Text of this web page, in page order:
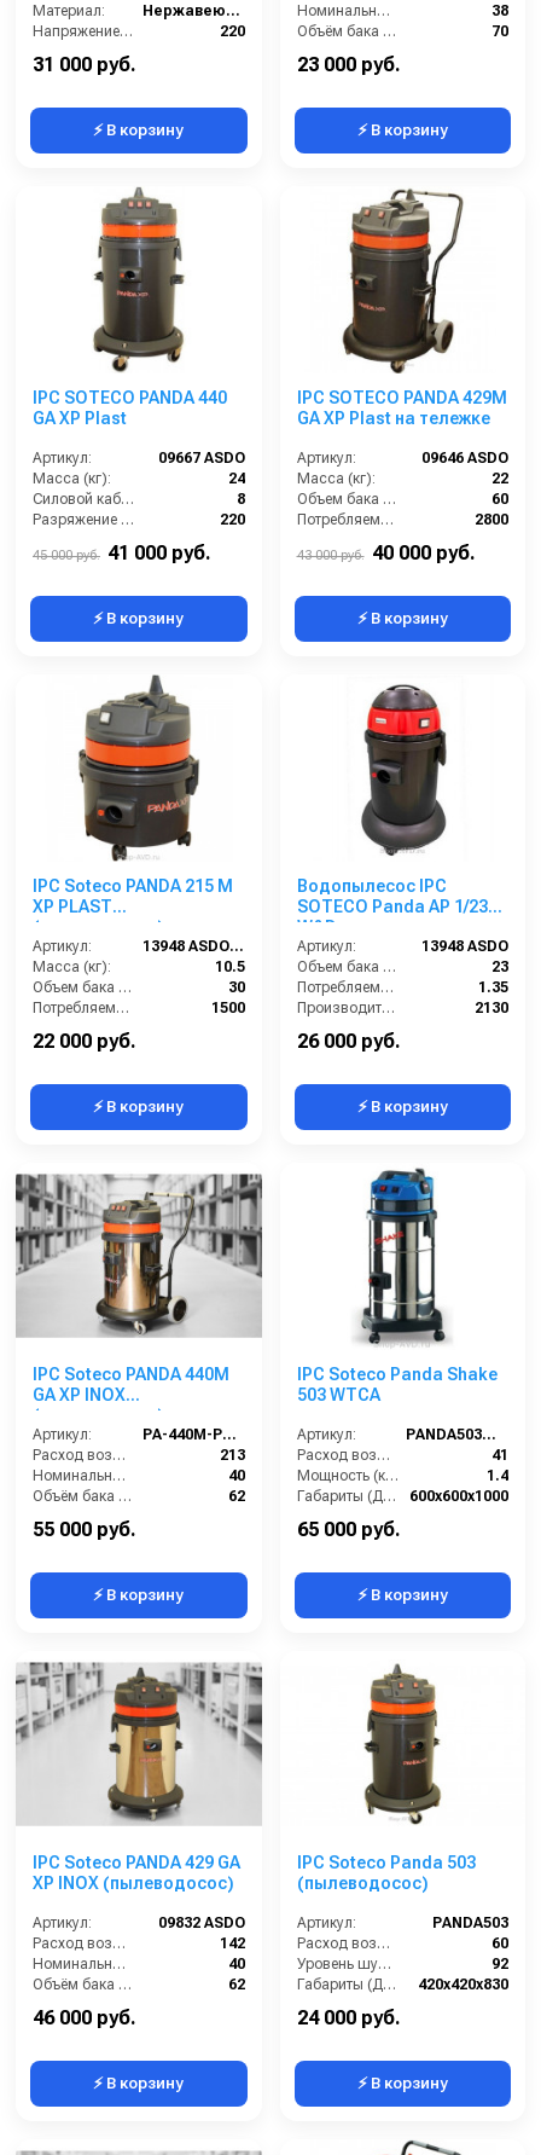
Материал:
Нержавеющая сталь
Напряжение, В:
220
31 000 руб.
⚡ В корзину
Номинальный диаметр принадлежностей (мм):
38
Объём бака (л):
70
23 000 руб.
⚡ В корзину
IPC SOTECO PANDA 440
GA XP Plast
Артикул:
09667 ASDO
Масса (кг):
24
Силовой кабель (м):
8
Разряжение (мБар):
220
500x500x870
45 000 руб. 41 000 руб.
⚡ В корзину
IPC SOTECO PANDA 429M
GA XP Plast на тележке
Артикул:
09646 ASDO
Масса (кг):
22
Объем бака (л):
60
Потребляемая мощность (Вт):
2800
500х500х870
43 000 руб. 40 000 руб.
⚡ В корзину
IPC Soteco PANDA 215 M
XP PLAST
(пылеводосос)
Артикул:
13948 ASDO (зам. 09605 ASDO)
Масса (кг):
10.5
Объем бака (л):
30
Потребляемая мощность (Вт):
1500
Удлинительные трубки (м):
22 000 руб.
⚡ В корзину
Водопылесос IPC
SOTECO Panda AP 1/23
W&D
Артикул:
13948 ASDO
Объем бака (л):
23
Потребляемая мощность (кВт):
1.35
Производительность по площади (м2/ч):
2130
Электропитание (В):
26 000 руб.
⚡ В корзину
IPC Soteco PANDA 440M
GA XP INOX
(пылеводосос)
Артикул:
PA-440M-PANDA-GA-XP
Расход воздуха (л/сек):
213
Номинальный диаметр принадлежностей (мм):
40
Объём бака (л):
62
Рабочая ширина основной насадки (мм):
55 000 руб.
⚡ В корзину
IPC Soteco Panda Shake
503 WTCA
Артикул:
PANDA503WTCA
Расход воздуха (л/сек):
41
Мощность (кВт):
1.4
Габариты (ДхШхВ):
600x600x1000
Номинальный диаметр принадлежностей (мм):
65 000 руб.
⚡ В корзину
IPC Soteco PANDA 429 GA
XP INOX (пылеводосос)
Артикул:
09832 ASDO
Расход воздуха (л/сек):
142
Номинальный диаметр принадлежностей (мм):
40
Объём бака (л):
62
Рабочая ширина основной насадки (мм):
46 000 руб.
⚡ В корзину
IPC Soteco Panda 503
(пылеводосос)
Артикул:
PANDA503
Расход воздуха (л/сек):
60
Уровень шума (дБ(А)):
92
Габариты (ДхШхВ):
420х420х830
Номинальный диаметр принадлежностей (мм):
24 000 руб.
⚡ В корзину